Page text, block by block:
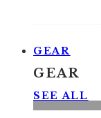
GEAR
GEAR
SEE ALL